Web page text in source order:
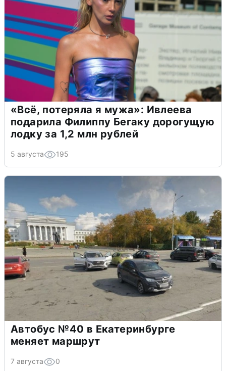
«Всё, потеряла я мужа»: Ивлеева
подарила Филиппу Бегаку дорогущую
лодку за 1,2 млн рублей
5 августа 195
Автобус №40 в Екатеринбурге
меняет маршрут
7 августа 0